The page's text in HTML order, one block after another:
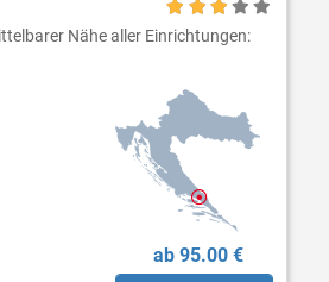
Nähe aller Einrichtungen:
ab 95.00 €